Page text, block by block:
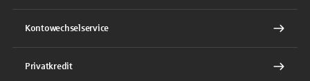
Kontowechselservice
Privatkredit